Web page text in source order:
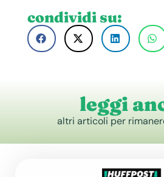
condividi su:
leggi
altri articoli per